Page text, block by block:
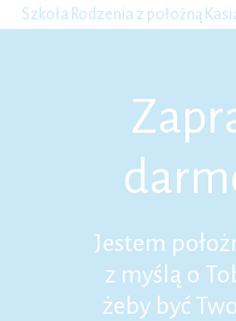
Szkoła Rodzenia z położną
Jestem
z myślą o
żeby być